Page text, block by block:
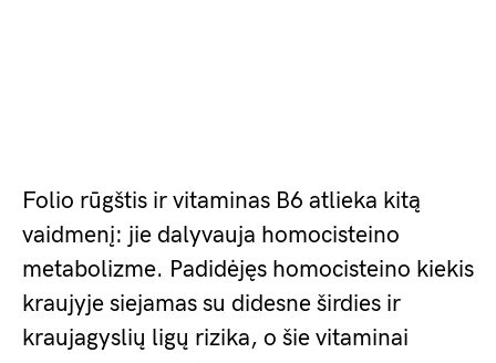
Folio rūgštis ir vitaminas B6 atlieka kitą
vaidmenį: jie dalyvauja homocisteino
metabolizme. Padidėjęs homocisteino kiekis
kraujyje siejamas su didesne širdies ir
kraujagyslių ligų rizika, o šie vitaminai